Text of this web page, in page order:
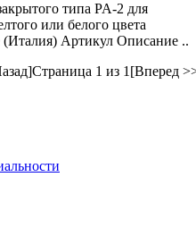
типа PA-2 для
или белого цвета
(Италия) Артикул Описание ..
Страница 1 из 1 [Вперед